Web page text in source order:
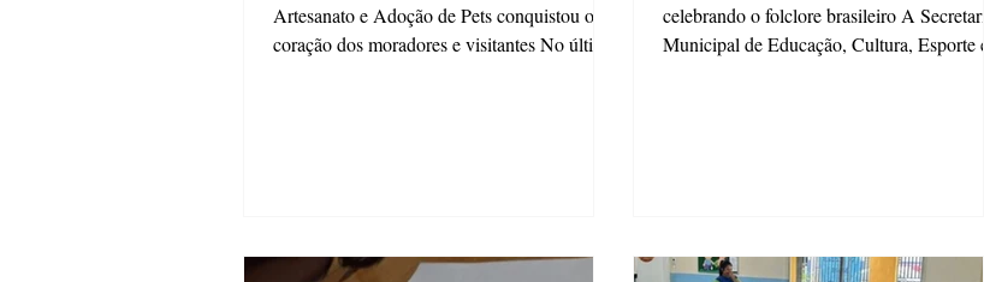
Artesanato e Adoção de Pets conquistou o
coração dos moradores e visitantes No último
celebrando o folclore brasileiro A Secretaria
Municipal de Educação, Cultura, Esporte e